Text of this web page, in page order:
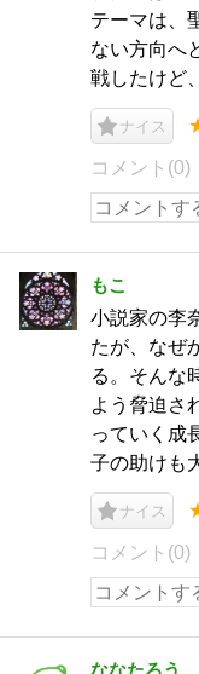
テーマは、
ない方向へ
戦したけど
ナイス
コメント(0)
もこ
小説家の李
たが、なぜ
る。そんな
よう脅迫さ
っていく成
子の助けも
ナイス
コメント(0)
ななたろう